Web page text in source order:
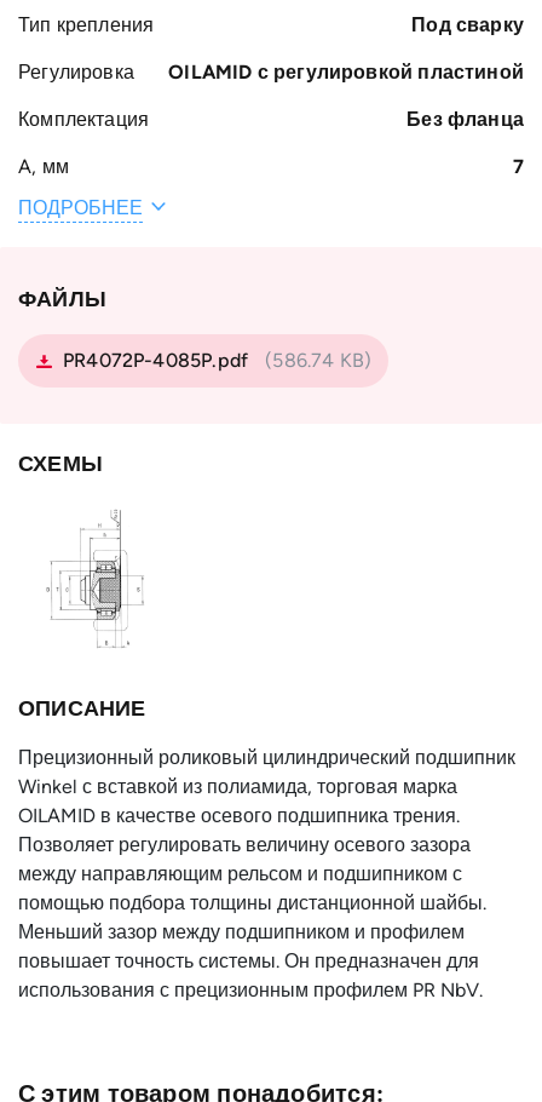
Тип крепления Под сварку
Регулировка OILAMID с регулировкой пластиной
Комплектация Без фланца
A, мм 7
Общая ширина
Вес, кг
Ширина S, мм
B, мм
подшипника D,
Тип профиля
Тип
подшипника
диаметр d, мм
Ширина без
цапфы h, мм
T, мм
Страна Германия
ПОДРОБНЕЕ
ФАЙЛЫ
PR4072P-4085P.pdf (586.74 KB)
СХЕМЫ
ОПИСАНИЕ
Прецизионный роликовый цилиндрический подшипник
Winkel с вставкой из полиамида, торговая марка
OILAMID в качестве осевого подшипника трения.
Позволяет регулировать величину осевого зазора
между направляющим рельсом и подшипником с
помощью подбора толщины дистанционной шайбы.
Меньший зазор между подшипником и профилем
повышает точность системы. Он предназначен для
использования с прецизионным профилем PR NbV.
С этим товаром понадобится: